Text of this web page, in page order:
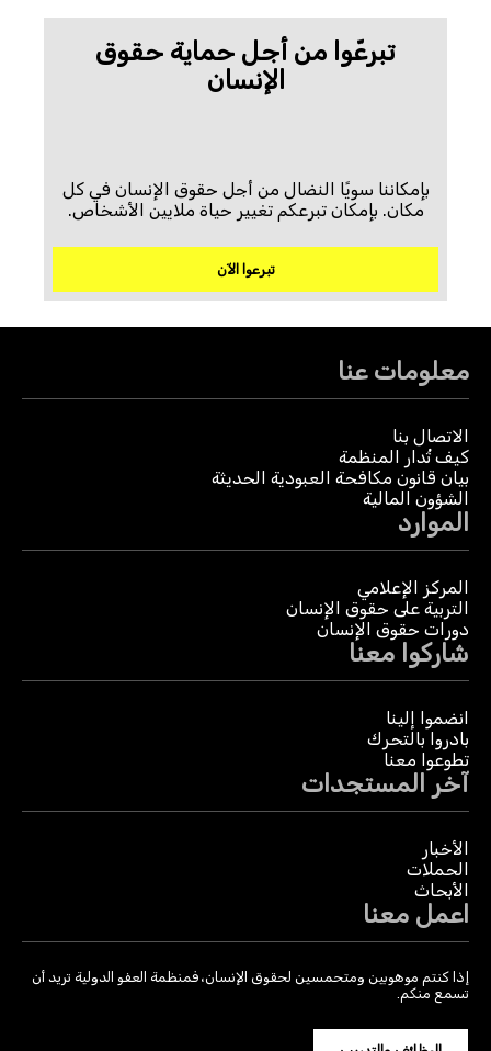
تبرعّوا من أجل حماية حقوق
الإنسان
بإمكاننا سويًا النضال من أجل حقوق الإنسان في كل
مكان. بإمكان تبرعكم تغيير حياة ملايين الأشخاص.
تبرعوا الآن
معلومات عنا
الاتصال بنا
كيف تُدار المنظمة
بيان قانون مكافحة العبودية الحديثة
الشؤون المالية
الموارد
المركز الإعلامي
التربية على حقوق الإنسان
دورات حقوق الإنسان
شاركوا معنا
انضموا إلينا
بادروا بالتحرك
تطوعوا معنا
آخر المستجدات
الأخبار
الحملات
الأبحاث
اعمل معنا
إذا كنتم موهوبين ومتحمسين لحقوق الإنسان، فمنظمة العفو الدولية تريد أن
تسمع منكم.